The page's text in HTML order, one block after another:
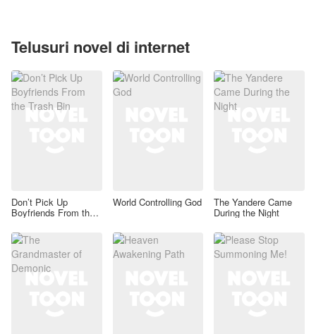
Telusuri novel di internet
Don’t Pick Up
Boyfriends From the
World Controlling God The Yandere Came
During the Night